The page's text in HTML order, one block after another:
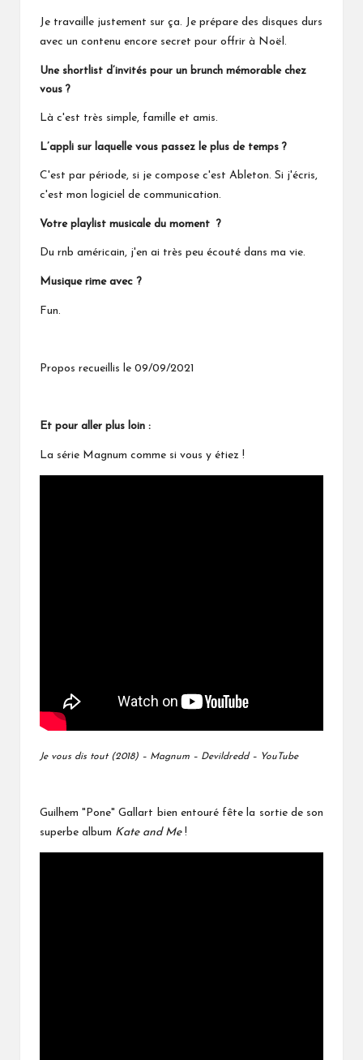
Je travaille justement sur ça. Je prépare des disques durs
avec un contenu encore secret pour offrir à Noël.
Une shortlist d’invités pour un brunch mémorable chez
vous ?
Là c'est très simple, famille et amis.
L’appli sur laquelle vous passez le plus de temps ?
C'est par période, si je compose c'est Ableton. Si j'écris,
c'est mon logiciel de communication.
Votre playlist musicale du moment ?
Du rnb américain, j'en ai très peu écouté dans ma vie.
Musique rime avec ?
Fun.
Propos recueillis le 09/09/2021
Et pour aller plus loin :
La série Magnum comme si vous y étiez !
Je vous dis tout (2018) – Magnum – Devildredd – YouTube
Guilhem "Pone" Gallart bien entouré fête la sortie de son
superbe album Kate and Me!